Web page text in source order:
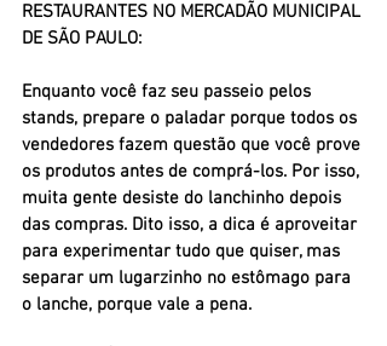
RESTAURANTES NO MERCADÃO MUNICIPAL
DE SÃO PAULO:
Enquanto você faz seu passeio pelos
stands, prepare o paladar porque todos os
vendedores fazem questão que você prove
os produtos antes de comprá-los. Por isso,
muita gente desiste do lanchinho depois
das compras. Dito isso, a dica é aproveitar
para experimentar tudo que quiser, mas
separar um lugarzinho no estômago para
o lanche, porque vale a pena.